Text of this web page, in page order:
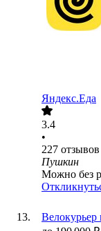
Яндекс.Еда
3.4
•
227 отзывов
Пушкин
Можно без
Велокурьер